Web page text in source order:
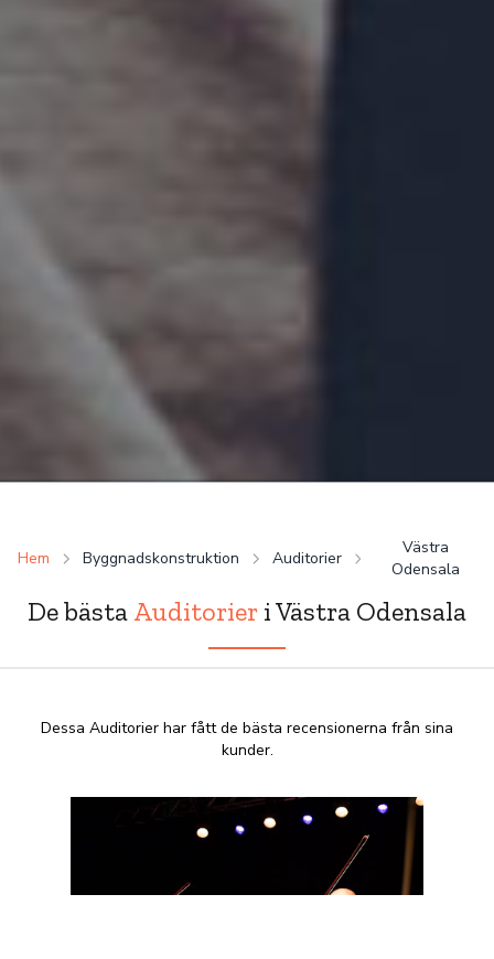
Hem Byggnadskonstruktion Auditorier
Västra
Odensala
De bästa Auditorier i Västra Odensala
Dessa Auditorier har fått de bästa recensionerna från sina
kunder.